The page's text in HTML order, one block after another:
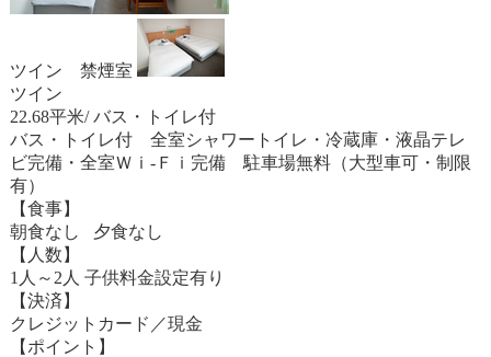
ツイン 禁煙室
ツイン
22.68平米/ バス・トイレ付
バス・トイレ付 全室シャワートイレ・冷蔵庫・液晶テレ
ビ完備・全室Ｗｉ-Ｆｉ完備 駐車場無料（大型車可・制限
有）
【食事】
朝食なし 夕食なし
【人数】
1人～2人 子供料金設定有り
【決済】
クレジットカード／現金
【ポイント】